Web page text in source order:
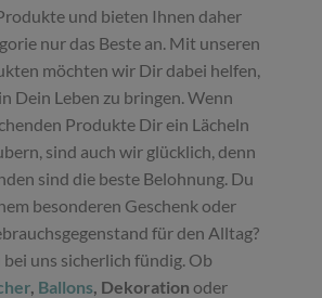
und bieten Ihnen daher
nur das Beste an. Mit unseren
möchten wir Dir dabei helfen,
Dein Leben zu bringen. Wenn
Produkte Dir ein Lächeln
sind auch wir glücklich, denn
sind die beste Belohnung. Du
besonderen Geschenk oder
für den Alltag?
uns sicherlich fündig. Ob
, Ballons, Dekoration oder